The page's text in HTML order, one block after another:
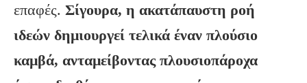
επαφές. Σίγουρα, η ακατάπαυστη ροή
ιδεών δημιουργεί τελικά έναν πλούσιο
καμβά, ανταμείβοντας πλουσιοπάροχα